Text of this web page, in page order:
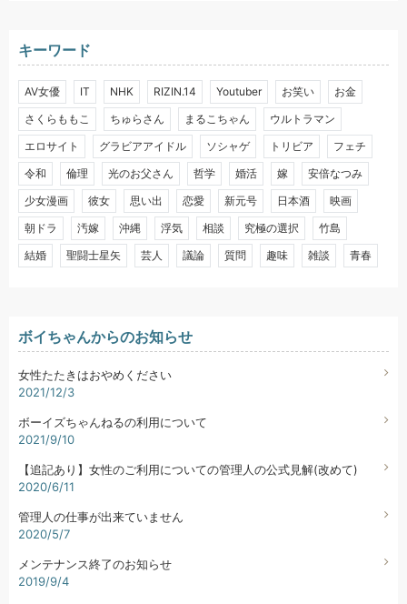
キーワード
AV女優 IT NHK RIZIN.14 Youtuber お笑い
お金
さくらももこ
ちゅらさん まるこちゃん
ウルトラマン
エロサイト
グラビアアイドル ソシャゲ トリビア
フェチ
令和
倫理 光のお父さん 哲学 婚活 嫁
安倍なつみ
少女漫画
彼女 思い出 恋愛 新元号 日本酒
映画
朝ドラ
汚嫁 沖縄 浮気 相談 究極の選択
竹島
結婚
聖闘士星矢 芸人 議論 質問 趣味 雑談 青春
ボイちゃんからのお知らせ
女性たたきはおやめください
2021/12/3
ボーイズちゃんねるの利用について
2021/9/10
【追記あり】女性のご利用についての管理人の公式見解(改めて)
2020/6/11
管理人の仕事が出来ていません
2020/5/7
メンテナンス終了のお知らせ
2019/9/4